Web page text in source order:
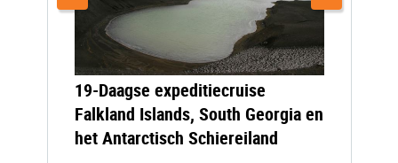
19-Daagse expeditiecruise
Falkland Islands, South Georgia en
het Antarctisch Schiereiland